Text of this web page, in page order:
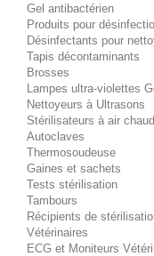
Gel antibactérien
Produits pour
Désinfectants pour
Tapis décontaminants
Brosses
Lampes ultra-violettes
Nettoyeurs à Ultrasons
Stérilisateurs à air chaud
Autoclaves
Thermosoudeuse
Gaines et sachets
Tests stérilisation
Tambours
Récipients de
Vétérinaires
ECG et Moniteurs